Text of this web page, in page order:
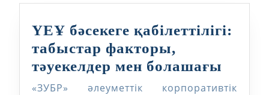
ҮЕҰ бәсекеге қабілеттілігі:
табыстар факторы,
тәуекелдер мен болашағы
«ЗУБР» әлеуметтік корпоративтік